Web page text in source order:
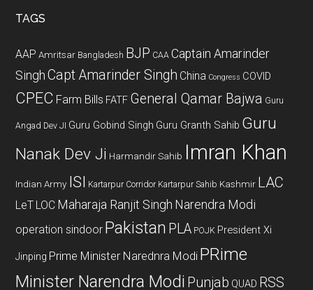
TAGS
AAP Amritsar Bangladesh BJP CAA Captain Amarinder
Singh Capt Amarinder Singh China Congress COVID
CPEC Farm Bills FATF General Qamar Bajwa Guru
Angad Dev JI Guru Gobind Singh Guru Granth Sahib Guru
Nanak Dev Ji Harmandir Sahib Imran Khan
Indian Army ISI Kartarpur Corridor Kartarpur Sahib Kashmir LAC
LeT LOC Maharaja Ranjit Singh Narendra Modi
operation sindoor Pakistan PLA POJK President Xi
Jinping Prime Minister Narednra Modi PRime
Minister Narendra Modi Punjab QUAD RSS